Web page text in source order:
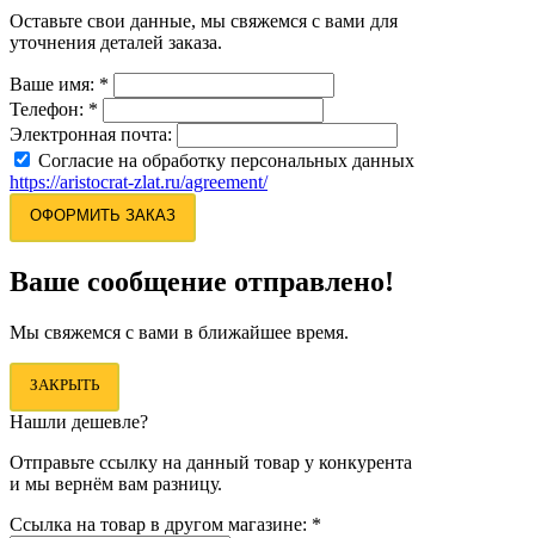
Оставьте свои данные, мы свяжемся с вами для
уточнения деталей заказа.
Ваше имя: *
Телефон: *
Электронная почта:
Согласие на обработку персональных данных
https://aristocrat-zlat.ru/agreement/
ОФОРМИТЬ ЗАКАЗ
Ваше сообщение отправлено!
Мы свяжемся с вами в ближайшее время.
ЗАКРЫТЬ
Нашли дешевле?
Отправьте ссылку на данный товар у конкурента
и мы вернём вам разницу.
Ссылка на товар в другом магазине: *